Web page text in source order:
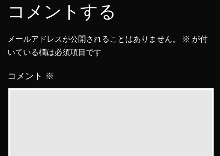
コメントする
メールアドレスが公開されることはありません。 ※ が付
いている欄は必須項目です
コメント ※